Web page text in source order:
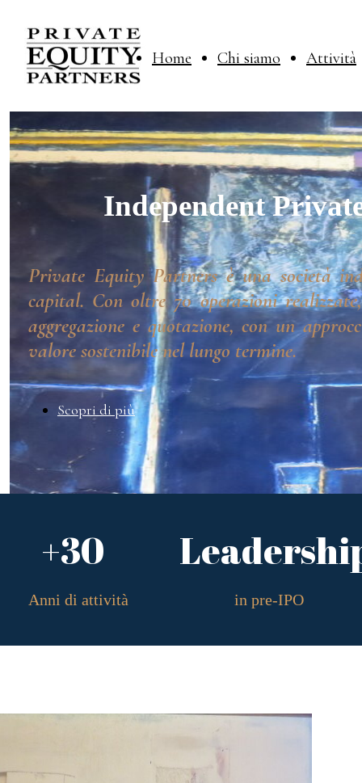
Home Chi siamo Attività
Independent
Private Equity Partners è una società
capital. Con oltre 70 operazioni
aggregazione e quotazione, con un
valore sostenibile nel lungo termine.
Scopri di più
+30
in pre-IPO
Anni di attività